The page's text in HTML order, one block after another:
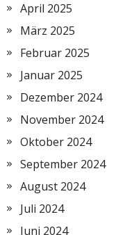
April 2025
März 2025
Februar 2025
Januar 2025
Dezember 2024
November 2024
Oktober 2024
September 2024
August 2024
Juli 2024
Juni 2024